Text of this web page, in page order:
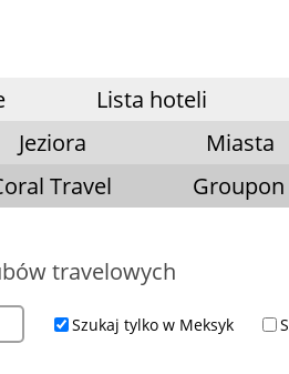
Lista hoteli
Jeziora Miasta
Travel Groupon
travelowych
Szukaj tylko w Meksyk